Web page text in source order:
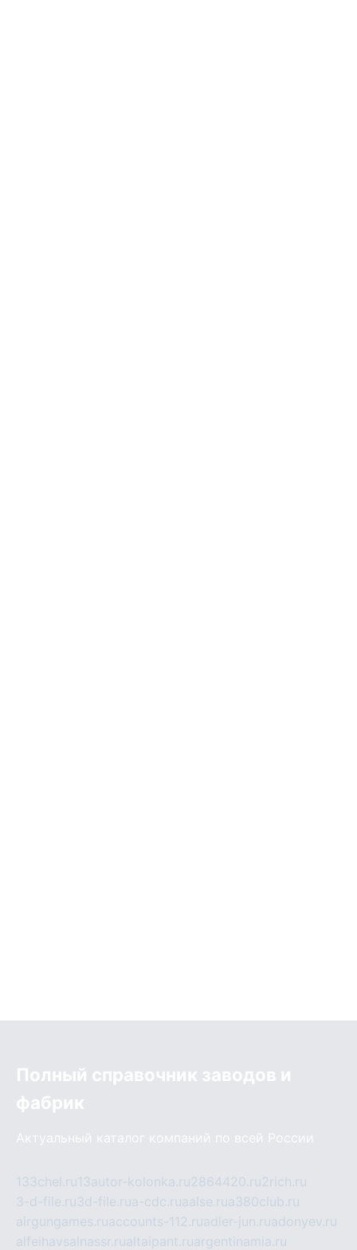
Полный справочник заводов и
фабрик
Актуальный каталог компаний по всей России
133chel.ru13autor-kolonka.ru2864420.ru2rich.ru
3-d-file.ru3d-file.rua-cdc.ruaalse.rua380club.ru
airgungames.ruaccounts-112.ruadler-jun.ruadonyev.ru
alfeihavsalnassr.rualtaipant.ruargentinamia.ru